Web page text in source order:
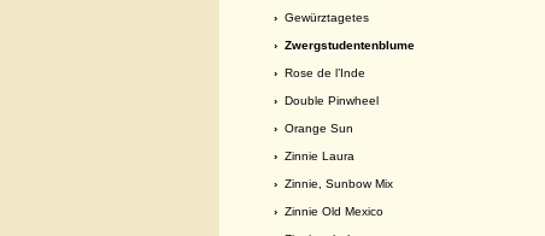
› Gewürztagetes
› Zwergstudentenblume
› Rose de l’Inde
› Double Pinwheel
› Orange Sun
› Zinnie Laura
› Zinnie, Sunbow Mix
› Zinnie Old Mexico